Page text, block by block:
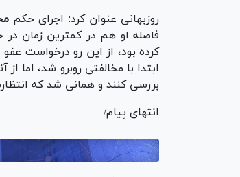
روزبهانی عنوان کرد: اجرای حکم
کرده بود، از این رو درخواست عفو
ابتدا با مخالفتی روبرو شد، اما
بررسی کنند و همانی شد که
انتهای پیام/